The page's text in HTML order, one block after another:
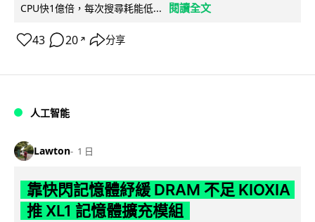
CPU快1億倍，每次搜尋耗能低...
閱讀全文
43 20 ↗ 分享
人工智能
Lawton 1 日
靠快閃記憶體紓緩 DRAM 不足 KIOXIA
推 XL1 記憶體擴充模組